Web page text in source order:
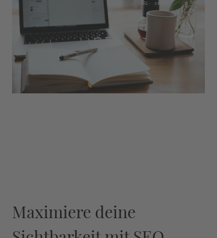
Maximiere deine